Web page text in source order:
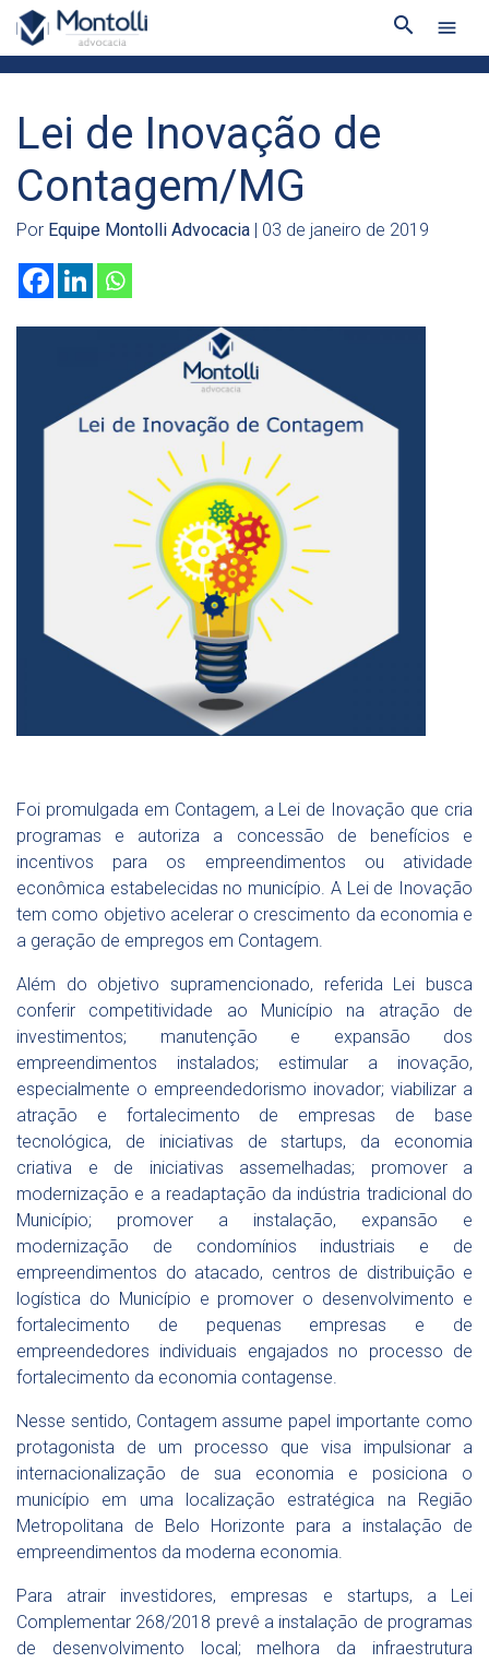
search menu
Lei de Inovação de
Contagem/MG
Por Equipe Montolli Advocacia | 03 de janeiro de 2019
Foi promulgada em Contagem, a Lei de Inovação que cria
programas e autoriza a concessão de benefícios e
incentivos para os empreendimentos ou atividade
econômica estabelecidas no município. A Lei de Inovação
tem como objetivo acelerar o crescimento da economia e
a geração de empregos em Contagem.
Além do objetivo supramencionado, referida Lei busca
conferir competitividade ao Município na atração de
investimentos; manutenção e expansão dos
empreendimentos instalados; estimular a inovação,
especialmente o empreendedorismo inovador; viabilizar a
atração e fortalecimento de empresas de base
tecnológica, de iniciativas de startups, da economia
criativa e de iniciativas assemelhadas; promover a
modernização e a readaptação da indústria tradicional do
Município; promover a instalação, expansão e
modernização de condomínios industriais e de
empreendimentos do atacado, centros de distribuição e
logística do Município e promover o desenvolvimento e
fortalecimento de pequenas empresas e de
empreendedores individuais engajados no processo de
fortalecimento da economia contagense.
Nesse sentido, Contagem assume papel importante como
protagonista de um processo que visa impulsionar a
internacionalização de sua economia e posiciona o
município em uma localização estratégica na Região
Metropolitana de Belo Horizonte para a instalação de
empreendimentos da moderna economia.
Para atrair investidores, empresas e startups, a Lei
Complementar 268/2018 prevê a instalação de programas
de desenvolvimento local; melhora da infraestrutura